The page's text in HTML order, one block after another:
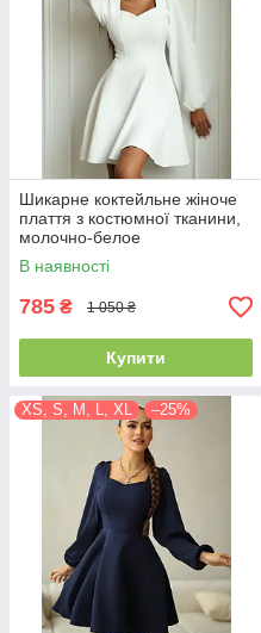
Шикарне коктейльне жіноче
плаття з костюмної тканини,
молочно-белое
В наявності
785 ₴ 1 050 ₴
Купити
XS, S, M, L, XL –25%